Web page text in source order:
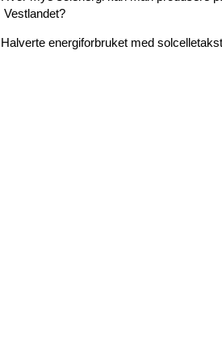
Vestlandet?
Halverte energiforbruket med